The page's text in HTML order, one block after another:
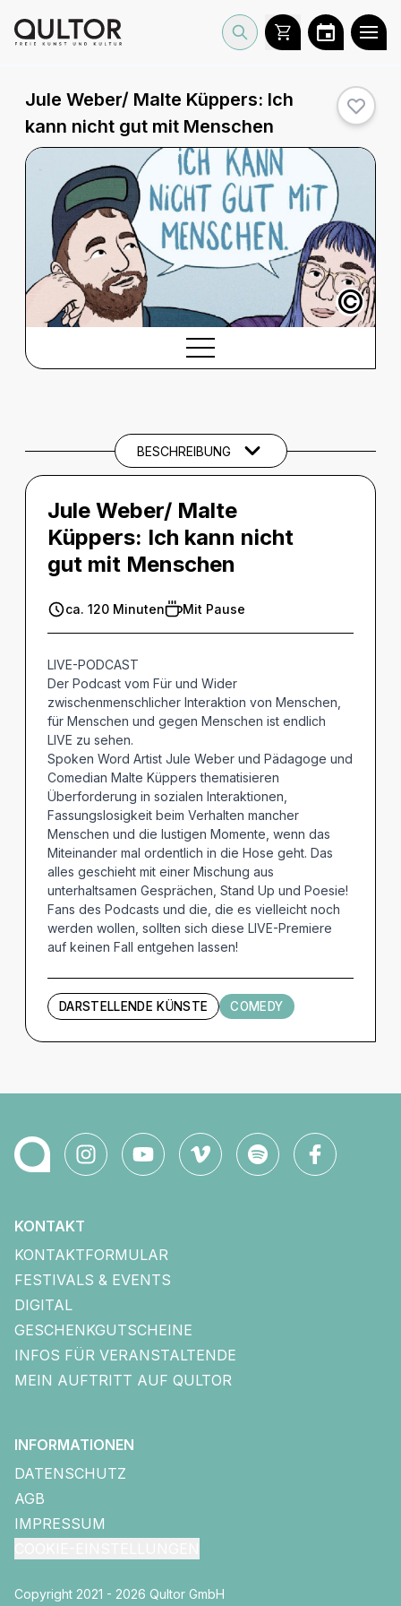
Jule Weber/ Malte Küppers: Ich
kann nicht gut mit Menschen
©
BESCHREIBUNG
Jule Weber/ Malte
Küppers: Ich kann nicht
gut mit Menschen
ca. 120 Minuten Mit Pause
LIVE-PODCAST
Der Podcast vom Für und Wider
zwischenmenschlicher Interaktion von Menschen,
für Menschen und gegen Menschen ist endlich
LIVE zu sehen.
Spoken Word Artist Jule Weber und Pädagoge und
Comedian Malte Küppers thematisieren
Überforderung in sozialen Interaktionen,
Fassungslosigkeit beim Verhalten mancher
Menschen und die lustigen Momente, wenn das
Miteinander mal ordentlich in die Hose geht. Das
alles geschieht mit einer Mischung aus
unterhaltsamen Gesprächen, Stand Up und Poesie!
Fans des Podcasts und die, die es vielleicht noch
werden wollen, sollten sich diese LIVE-Premiere
auf keinen Fall entgehen lassen!
DARSTELLENDE KÜNSTE COMEDY
KONTAKT
KONTAKTFORMULAR
FESTIVALS & EVENTS
DIGITAL
GESCHENKGUTSCHEINE
INFOS FÜR VERANSTALTENDE
MEIN AUFTRITT AUF QULTOR
INFORMATIONEN
DATENSCHUTZ
AGB
IMPRESSUM
Copyright 2021 - 2026 Qultor GmbH